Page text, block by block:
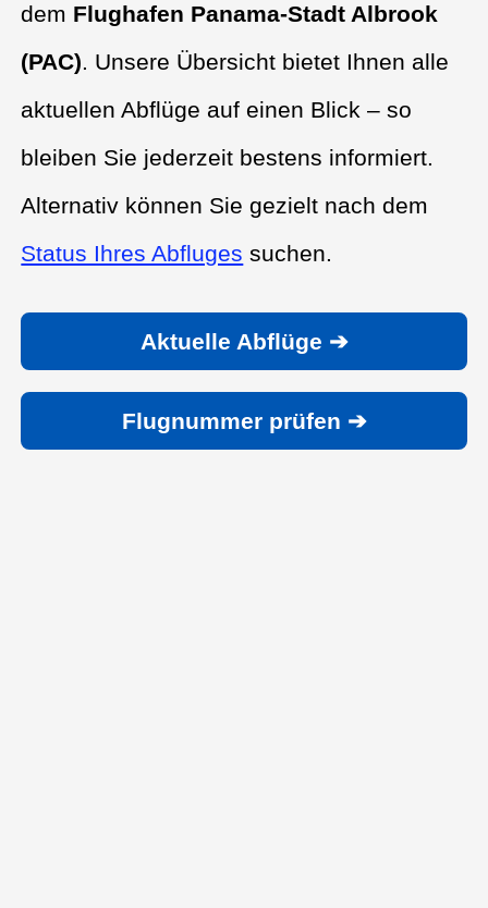
dem Flughafen Panama-Stadt Albrook
(PAC). Unsere Übersicht bietet Ihnen alle
aktuellen Abflüge auf einen Blick – so
bleiben Sie jederzeit bestens informiert.
Alternativ können Sie gezielt nach dem
Status Ihres Abfluges suchen.
Aktuelle Abflüge ➔
Flugnummer prüfen ➔